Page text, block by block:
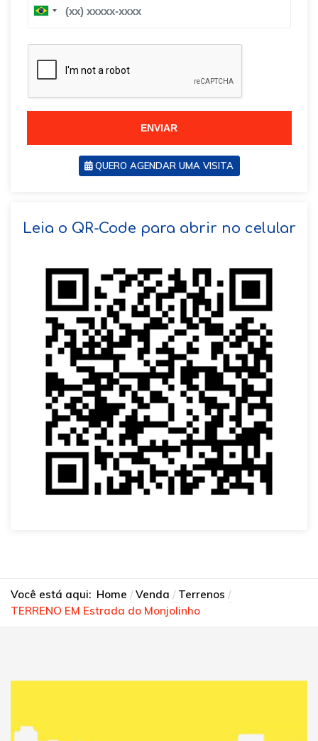
B
i
l
ENVIAR
QUERO AGENDAR UMA VISITA
Leia o QR-Code para abrir no celular
Você está aqui: Home Venda
Terrenos
TERRENO EM Estrada do Monjolinho